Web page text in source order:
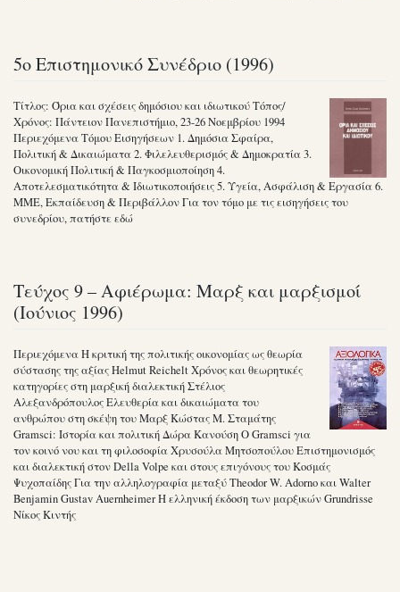
5ο Επιστημονικό Συνέδριο (1996)
Τίτλος: Όρια και σχέσεις δημόσιου και ιδιωτικού Τόπος/
Χρόνος: Πάντειον Πανεπιστήμιο, 23-26 Νοεμβρίου 1994
Περιεχόμενα Τόμου Εισηγήσεων 1. Δημόσια Σφαίρα,
Πολιτική & Δικαιώματα 2. Φιλελευθερισμός & Δημοκρατία 3.
Οικονομική Πολιτική & Παγκοσμιοποίηση 4.
Αποτελεσματικότητα & Ιδιωτικοποιήσεις 5. Υγεία, Ασφάλιση & Εργασία 6.
ΜΜΕ, Εκπαίδευση & Περιβάλλον Για τον τόμο με τις εισηγήσεις του
συνεδρίου, πατήστε εδώ
Τεύχος 9 – Αφιέρωμα: Μαρξ και μαρξισμοί
(Ιούνιος 1996)
Περιεχόμενα Η κριτική της πολιτικής οικονομίας ως θεωρία
σύστασης της αξίας Helmut Reichelt Χρόνος και θεωρητικές
κατηγορίες στη μαρξική διαλεκτική Στέλιος
Αλεξανδρόπουλος Ελευθερία και δικαιώματα του
ανθρώπου στη σκέψη του Μαρξ Κώστας Μ. Σταμάτης
Gramsci: Ιστορία και πολιτική Δώρα Κανούση Ο Gramsci για
τον κοινό νου και τη φιλοσοφία Χρυσούλα Μητσοπούλου Επιστημονισμός
και διαλεκτική στον Della Volpe και στους επιγόνους του Κοσμάς
Ψυχοπαίδης Για την αλληλογραφία μεταξύ Theodor W. Adorno και Walter
Benjamin Gustav Auernheimer Η ελληνική έκδοση των μαρξικών Grundrisse
Νίκος Κιντής